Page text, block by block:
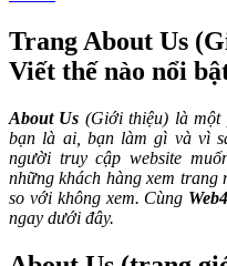
Trang About Us
Viết thế nào nổi
About Us (Giới thiệu) là một
bạn là ai, bạn làm gì và vì
người truy cập website
những khách hàng xem
so với không xem. Cùng
ngay dưới đây.